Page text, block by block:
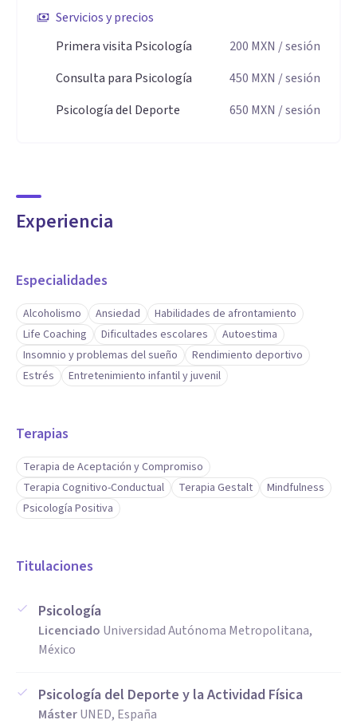
Servicios y precios
Primera visita Psicología
200 MXN / sesión
Consulta para Psicología
450 MXN / sesión
Psicología del Deporte
650 MXN / sesión
Experiencia
Especialidades
Alcoholismo Ansiedad
Habilidades de afrontamiento
Life Coaching
Dificultades escolares
Autoestima
Insomnio y problemas del sueño
Rendimiento deportivo
Estrés
Entretenimiento infantil y juvenil
Terapias
Terapia de Aceptación y Compromiso
Terapia Cognitivo-Conductual
Terapia Gestalt
Mindfulness
Psicología Positiva
Titulaciones
Psicología
Licenciado Universidad Autónoma Metropolitana,
México
Psicología del Deporte y la Actividad Física
MásterUNED, España